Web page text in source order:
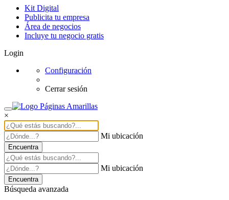
Kit Digital
Publicita tu empresa
Área de negocios
Incluye tu negocio gratis
Login
Configuración
Cerrar sesión
×
Mi ubicación
Encuentra
Mi ubicación
Encuentra
Búsqueda avanzada